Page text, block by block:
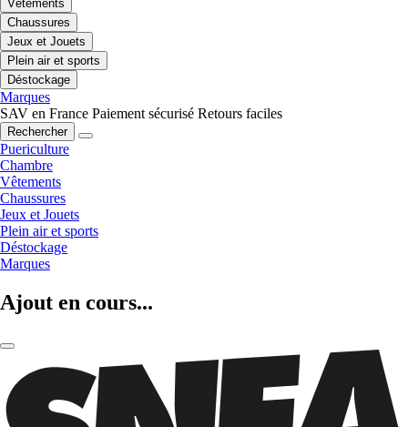
Vêtements
Chaussures
Jeux et Jouets
Plein air et sports
Déstockage
Marques
SAV en France Paiement sécurisé Retours faciles
Rechercher
Puericulture
Chambre
Vêtements
Chaussures
Jeux et Jouets
Plein air et sports
Déstockage
Marques
Ajout en cours...